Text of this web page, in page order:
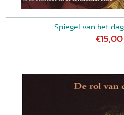
Spiegel van het
€15,00